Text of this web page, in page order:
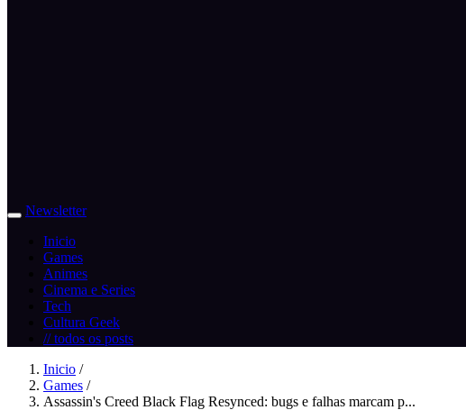
Newsletter
Inicio
Games
Animes
Cinema e Series
Tech
Cultura Geek
// todos os posts
Inicio /
Games /
Assassin's Creed Black Flag Resynced: bugs e falhas marcam p...